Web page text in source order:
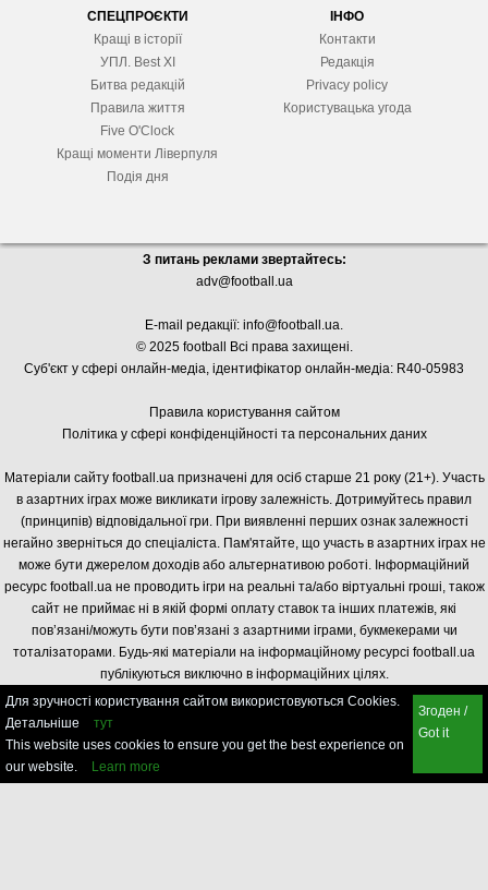
СПЕЦПРОЄКТИ
Кращі в історії
УПЛ. Best XІ
Битва редакцій
Правила життя
Five O'Clock
Кращі моменти Ліверпуля
Подія дня
ІНФО
Контакти
Редакція
Privacy policy
Користувацька угода
З питань реклами звертайтесь:
adv@football.ua
E-mail редакції: info@football.ua.
© 2025 football Всі права захищені.
Суб'єкт у сфері онлайн-медіа, ідентифікатор онлайн-медіа: R40-05983
Правила користування сайтом
Політика у сфері конфіденційності та персональних даних
Матеріали сайту football.ua призначені для осіб старше 21 року (21+). Участь
в азартних іграх може викликати ігрову залежність. Дотримуйтесь правил
(принципів) відповідальної гри. При виявленні перших ознак залежності
негайно зверніться до спеціаліста. Пам'ятайте, що участь в азартних іграх не
може бути джерелом доходів або альтернативою роботі. Інформаційний
ресурс football.ua не проводить ігри на реальні та/або віртуальні гроші, також
сайт не приймає ні в якій формі оплату ставок та інших платежів, які
пов’язані/можуть бути пов’язані з азартними іграми, букмекерами чи
тоталізаторами. Будь-які матеріали на інформаційному ресурсі football.ua
публікуються виключно в інформаційних цілях.
Для зручності користування сайтом використовуються Cookies.
Детальніше
тут
This website uses cookies to ensure you get the best experience on
our website.
Learn more
Згоден /
Got it